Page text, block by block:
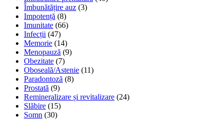
Îmbunătățire auz (3)
Impotență (8)
Imunitate (66)
Infecții (47)
Memorie (14)
Menopauză (9)
Obezitate (7)
Oboseală/Astenie (11)
Paradontoză (8)
Prostată (9)
Remineralizare și revitalizare (24)
Slăbire (15)
Somn (30)